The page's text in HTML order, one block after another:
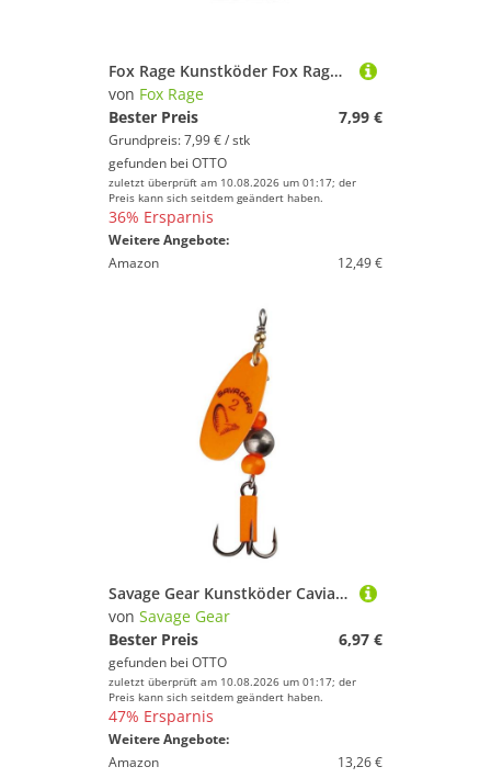
Fox Rage Kunstköder Fox Rage UV Micro Critter 5cm Loaded 3g - 4 montierte Gummikrebse
von Fox Rage
Bester Preis
7,99 €
Grundpreis: 7,99 € / stk
gefunden bei OTTO
zuletzt überprüft am 10.08.2026 um 01:17; der
Preis kann sich seitdem geändert haben.
36% Ersparnis
Weitere Angebote:
Amazon
12,49 €
Savage Gear Kunstköder Caviar Spinner Anti Drall Flou Gelb o. Orange Körper Weitwurfspinner, Kleine Schmuckstücke mit brutaler Wirkung
von Savage Gear
Bester Preis
6,97 €
gefunden bei OTTO
zuletzt überprüft am 10.08.2026 um 01:17; der
Preis kann sich seitdem geändert haben.
47% Ersparnis
Weitere Angebote:
Amazon
13,26 €